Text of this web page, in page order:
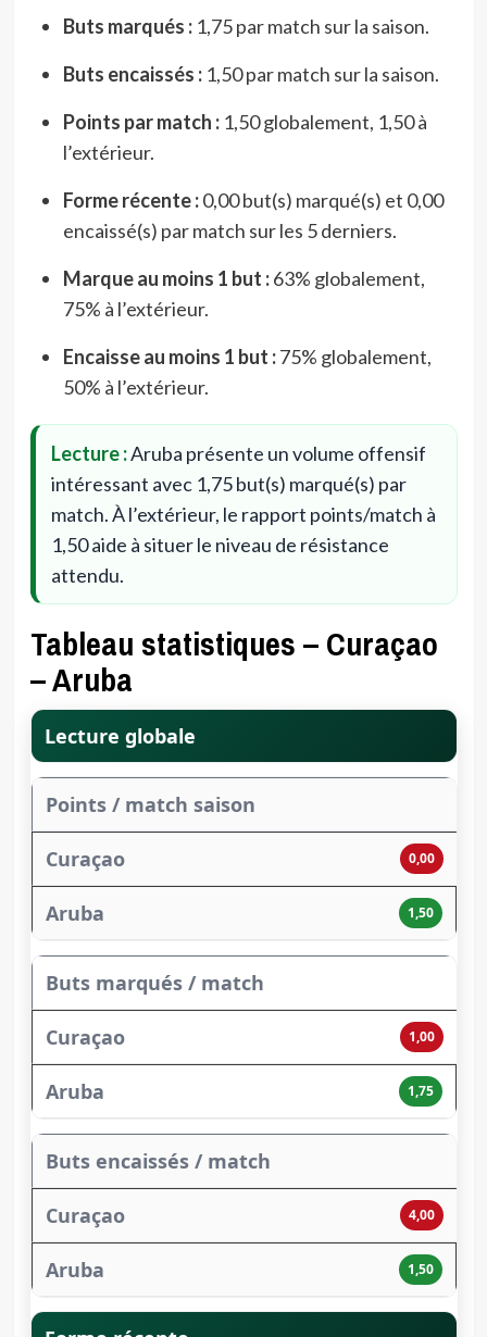
Buts marqués :1,75 par match sur la saison.
Buts encaissés :1,50 par match sur la saison.
Points par match :1,50 globalement, 1,50 à
l’extérieur.
Forme récente :0,00 but(s) marqué(s) et 0,00
encaissé(s) par match sur les 5 derniers.
Marque au moins 1 but :63% globalement,
75% à l’extérieur.
Encaisse au moins 1 but :75% globalement,
50% à l’extérieur.
Lecture :Aruba présente un volume offensif
intéressant avec 1,75 but(s) marqué(s) par
match. À l’extérieur, le rapport points/match à
1,50 aide à situer le niveau de résistance
attendu.
Tableau statistiques – Curaçao
– Aruba
Lecture globale
Points / match saison
0,00
1,50
Buts marqués / match
1,00
1,75
Buts encaissés / match
4,00
1,50